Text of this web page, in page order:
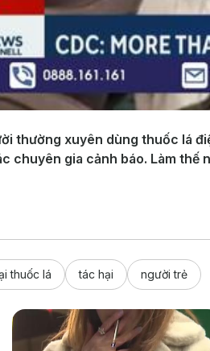
thường xuyên dùng thuốc lá
chuyên gia cảnh báo. Làm
thuốc lá tác hại người trẻ